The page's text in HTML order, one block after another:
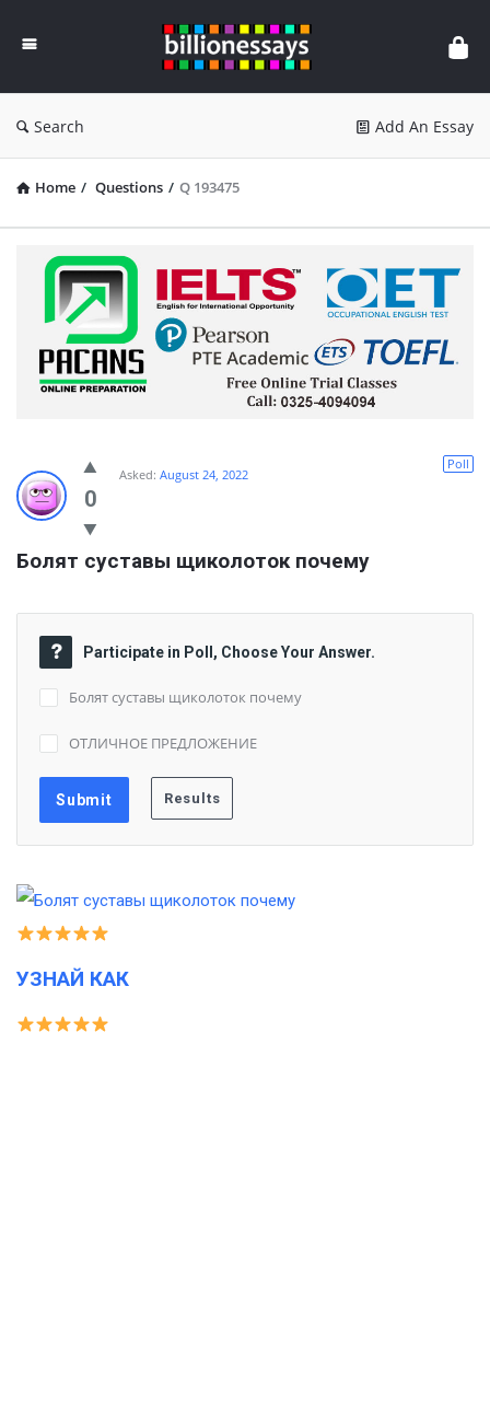
Essays
Search Add An Essay
Home / Questions / Q 193475
0
Poll
Asked: August 24, 2022
Болят суставы щиколоток почему
Participate in Poll, Choose Your Answer.
Болят суставы щиколоток почему
ОТЛИЧНОЕ ПРЕДЛОЖЕНИЕ
УЗНАЙ КАК